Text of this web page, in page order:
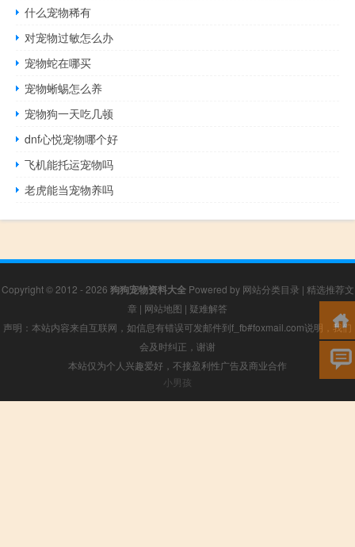
什么宠物稀有
对宠物过敏怎么办
宠物蛇在哪买
宠物蜥蜴怎么养
宠物狗一天吃几顿
dnf心悦宠物哪个好
飞机能托运宠物吗
老虎能当宠物养吗
Copyright © 2012 - 2026 狗狗宠物资料大全Powered by 网站分类目录 | 精选推荐文
章 | 网站地图 | 疑难解答
声明：本站内容来自互联网，如信息有错误可发邮件到f_fb#foxmail.com说明，我们
会及时纠正，谢谢
本站仅为个人兴趣爱好，不接盈利性广告及商业合作
小男孩